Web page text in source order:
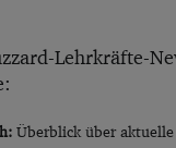
Lehrkräfte-
Überblick über